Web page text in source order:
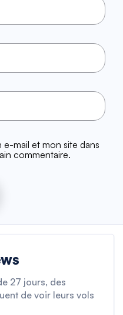
mail et mon site dans
commentaire.
27 jours, des
de voir leurs vols